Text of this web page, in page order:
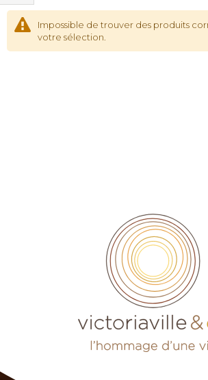
Impossible de trouver des produits
votre sélection.
Filtrer
par